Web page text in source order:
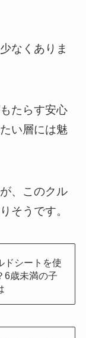
なくありま
たらす安心
い層には魅
、このクル
そうです。
ドシートを使
6歳未満の子